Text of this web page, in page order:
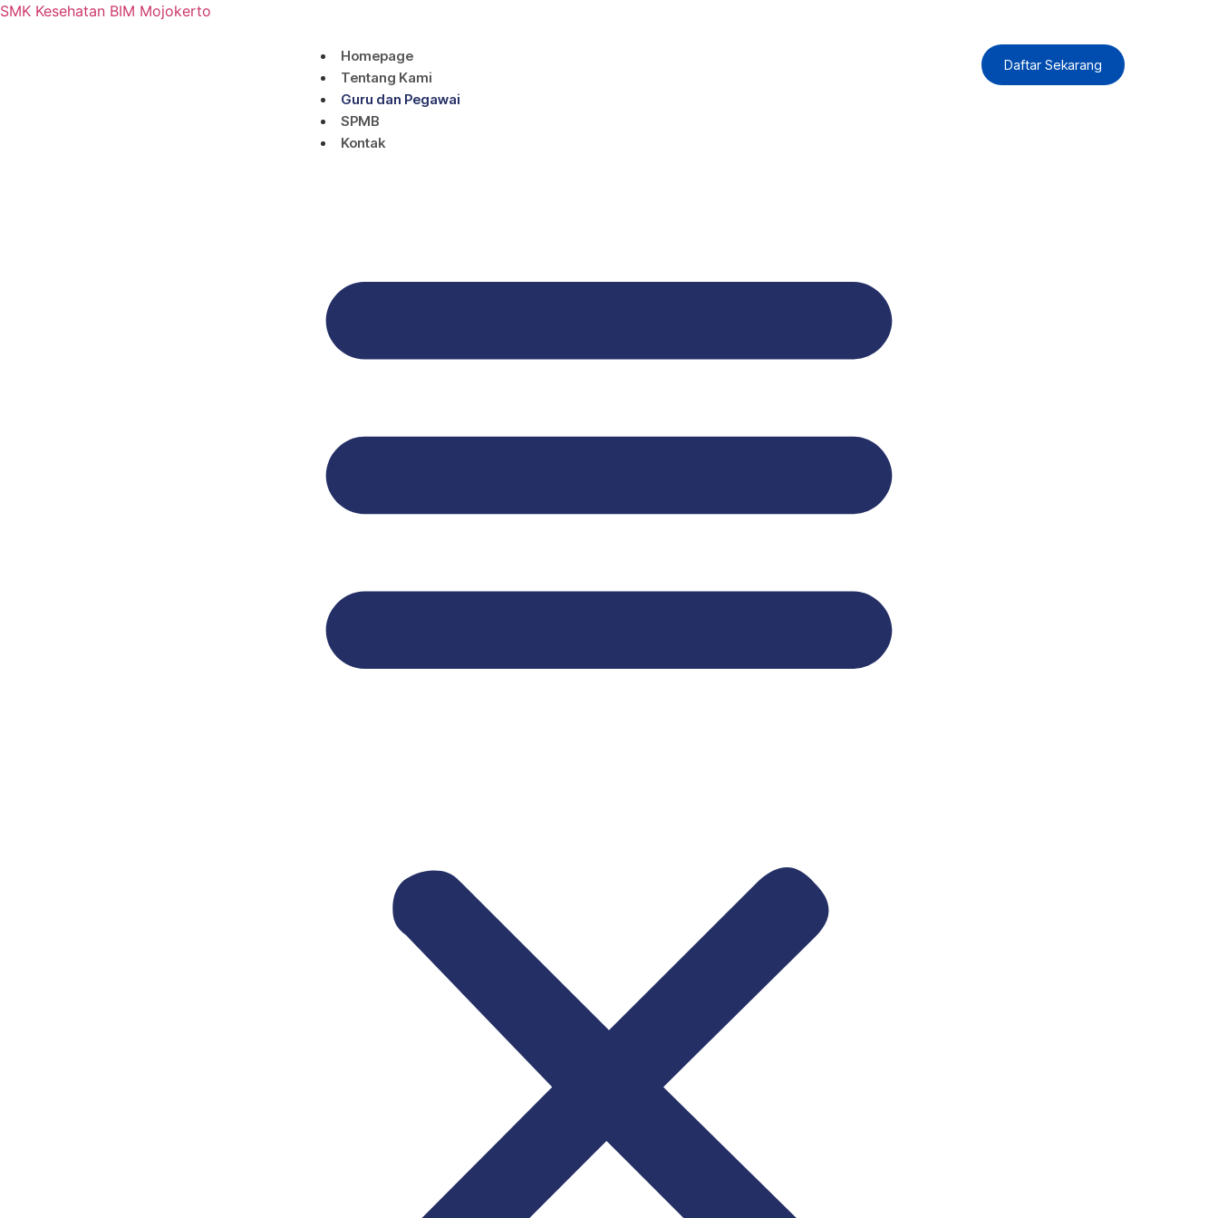
SMK Kesehatan BIM Mojokerto
Homepage
Tentang Kami
Guru dan Pegawai
SPMB
Kontak
Daftar Sekarang